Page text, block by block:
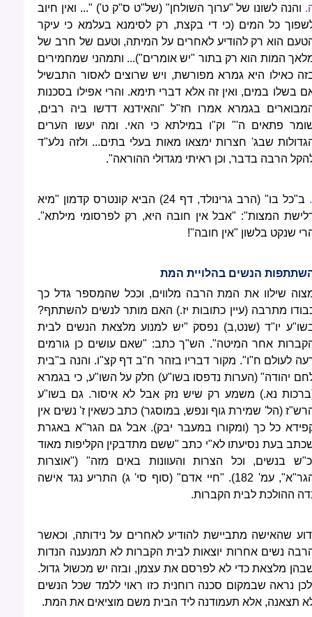
והנה לשונו של "ערוך השולחן" (של"ט ס"ק ט') "... ואין חיוב
כל המים (כי די בקצת, רק לסימנא בעלמא כי עיקר
הוא רק להודיע לאחרים על המיתה, וטעם של חרב של
המות הוא רק בתור "יש אומרים")... ותמהני שמחמירים
כאילו היא גמרא מפורשת, ויש שרוצים לאסור התבשיל
בשלו במים, ואין זה אלא דברי תימא. והרי אפילו בסכנות
בגמרא אמרו חז"ל "והאידנא דדשו ביה רבים,
פתאים ה'" וק"ו במילתא כי האי. ומה יעשו הערים
שבג' חצרות ימצאו מאות בעלי בתים... ולזה נלע"ד
הרבה בדבר, וכן ראיתי מגדולי ההוראה".
ב"כל בו" (הרב גרינולד, דף 24) הביא קונטרס קדמון "מיא
המצות": "אבל אין חובה היא, רק לפרסומי מילתא".
שנקט בלשון "אין חובה"!
הנשים בהלויית המת
שילוו את המת הרבה מלווים, וככל שהמספר גדל כך
מתרבה (עיין כתובות יז.) האם מותר לנשים להשתתף?
יו"ד (שנט,ב) נפסק "יש למנוע מלצאת הנשים לבית
אחר המיטה". הש"ך כתב: "שאם עושים כן גורמים
לעולם ח"ו". מקור דבריו בזהר ח"ב דף קצ"ו. והנה ב"בית
יהודה" (הערות נדפסו בשו"ע) חלק על השו"ע, כי בגמרא
נא.) משמע רק שיש נזק אבל לא איסור. גם בשו"ע
(הל' שמירת גוף ונפש, במוסגר) כתב כשאין ז' נשים אין
כל כך (ומקורו במעבר יבק). אבל גם הגר"א באגרת
בעת נסיעתו לא"י כתב "ששם מתדבקין הקליפות מאוד
בנשים, וכל הצרות והעוונות באים מזה" ("אוצרות
הגר"א", עמ' 182). "חיי אדם" (סוף סי' ג) התריע נגד אישה
ההולכת לבית הקברות.
שהאישה מתביישת להודיע לאחרים על נידותה, וכאשר
נשים אחרות יוצאות לבית הקברות לא תמנענה הנדות
מלצאת כדי לא לפרסם את עצמן, ובזה יש מכשול גדול.
נראה שבמקום סכנה רוחנית כזו ראוי ללמד שכל הנשים
תצאנה, אלא תעמודנה ליד הבית משם מוציאים את המת.